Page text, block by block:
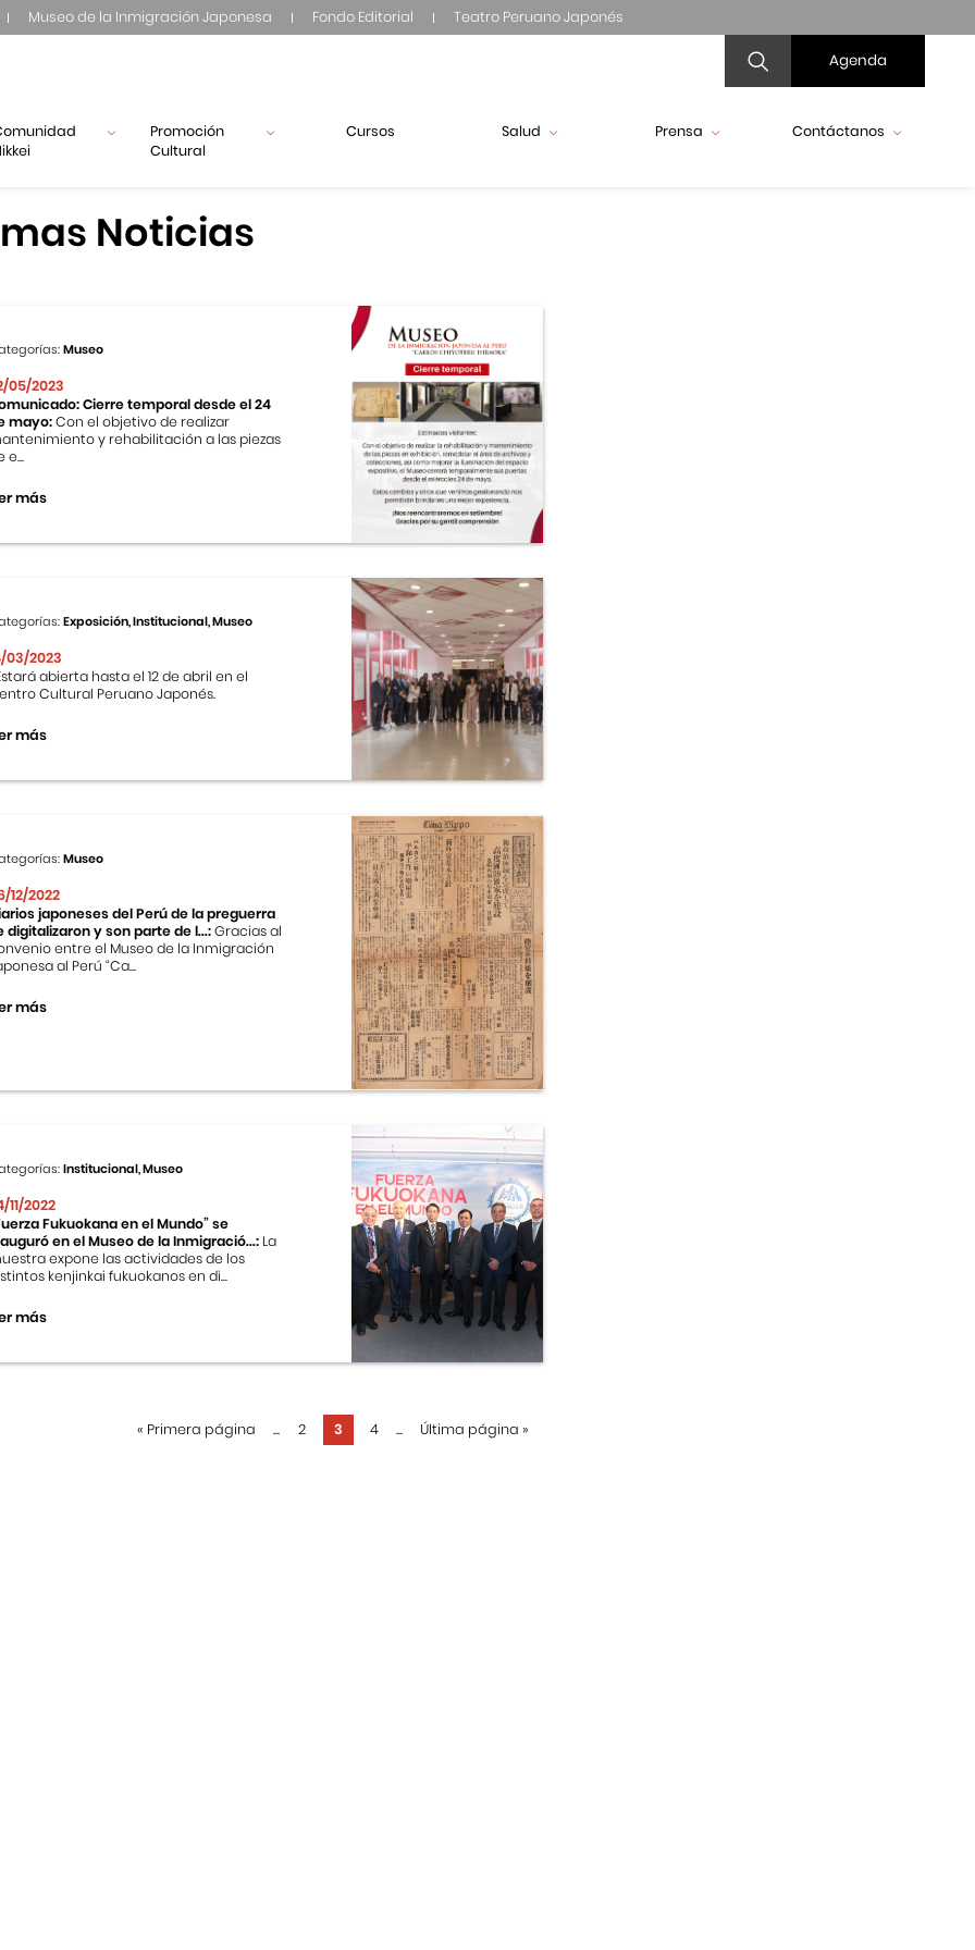
Museo de la Inmigración Japonesa Fondo Editorial Teatro Peruano Japonés
Agenda
Promoción
Cultural
Cursos Salud Prensa Contáctanos
Noticias
Museo
05/2023
Cierre temporal desde el 24
mayo:Con el objetivo de realizar
y rehabilitación a las piezas
e...
más
Exposición, Institucional, Museo
03/2023
abierta hasta el 12 de abril en el
Cultural Peruano Japonés.
más
Museo
12/2022
japoneses del Perú de la preguerra
digitalizaron y son parte de l...:Gracias al
entre el Museo de la Inmigración
al Perú “Ca...
más
Institucional, Museo
11/2022
Fukuokana en el Mundo” se
en el Museo de la Inmigració...: La
expone las actividades de los
kenjinkai fukuokanos en di...
más
« Primera página ... 2 3 4 ... Última página »